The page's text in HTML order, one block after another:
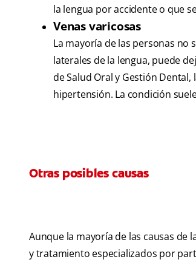
la lengua por accidente o que
Venas varicosas
La mayoría de las personas no
laterales de la lengua, puede
de Salud Oral y Gestión
hipertensión. La condición
Otras posibles causas
Aunque la mayoría de las causas de
y tratamiento especializados por